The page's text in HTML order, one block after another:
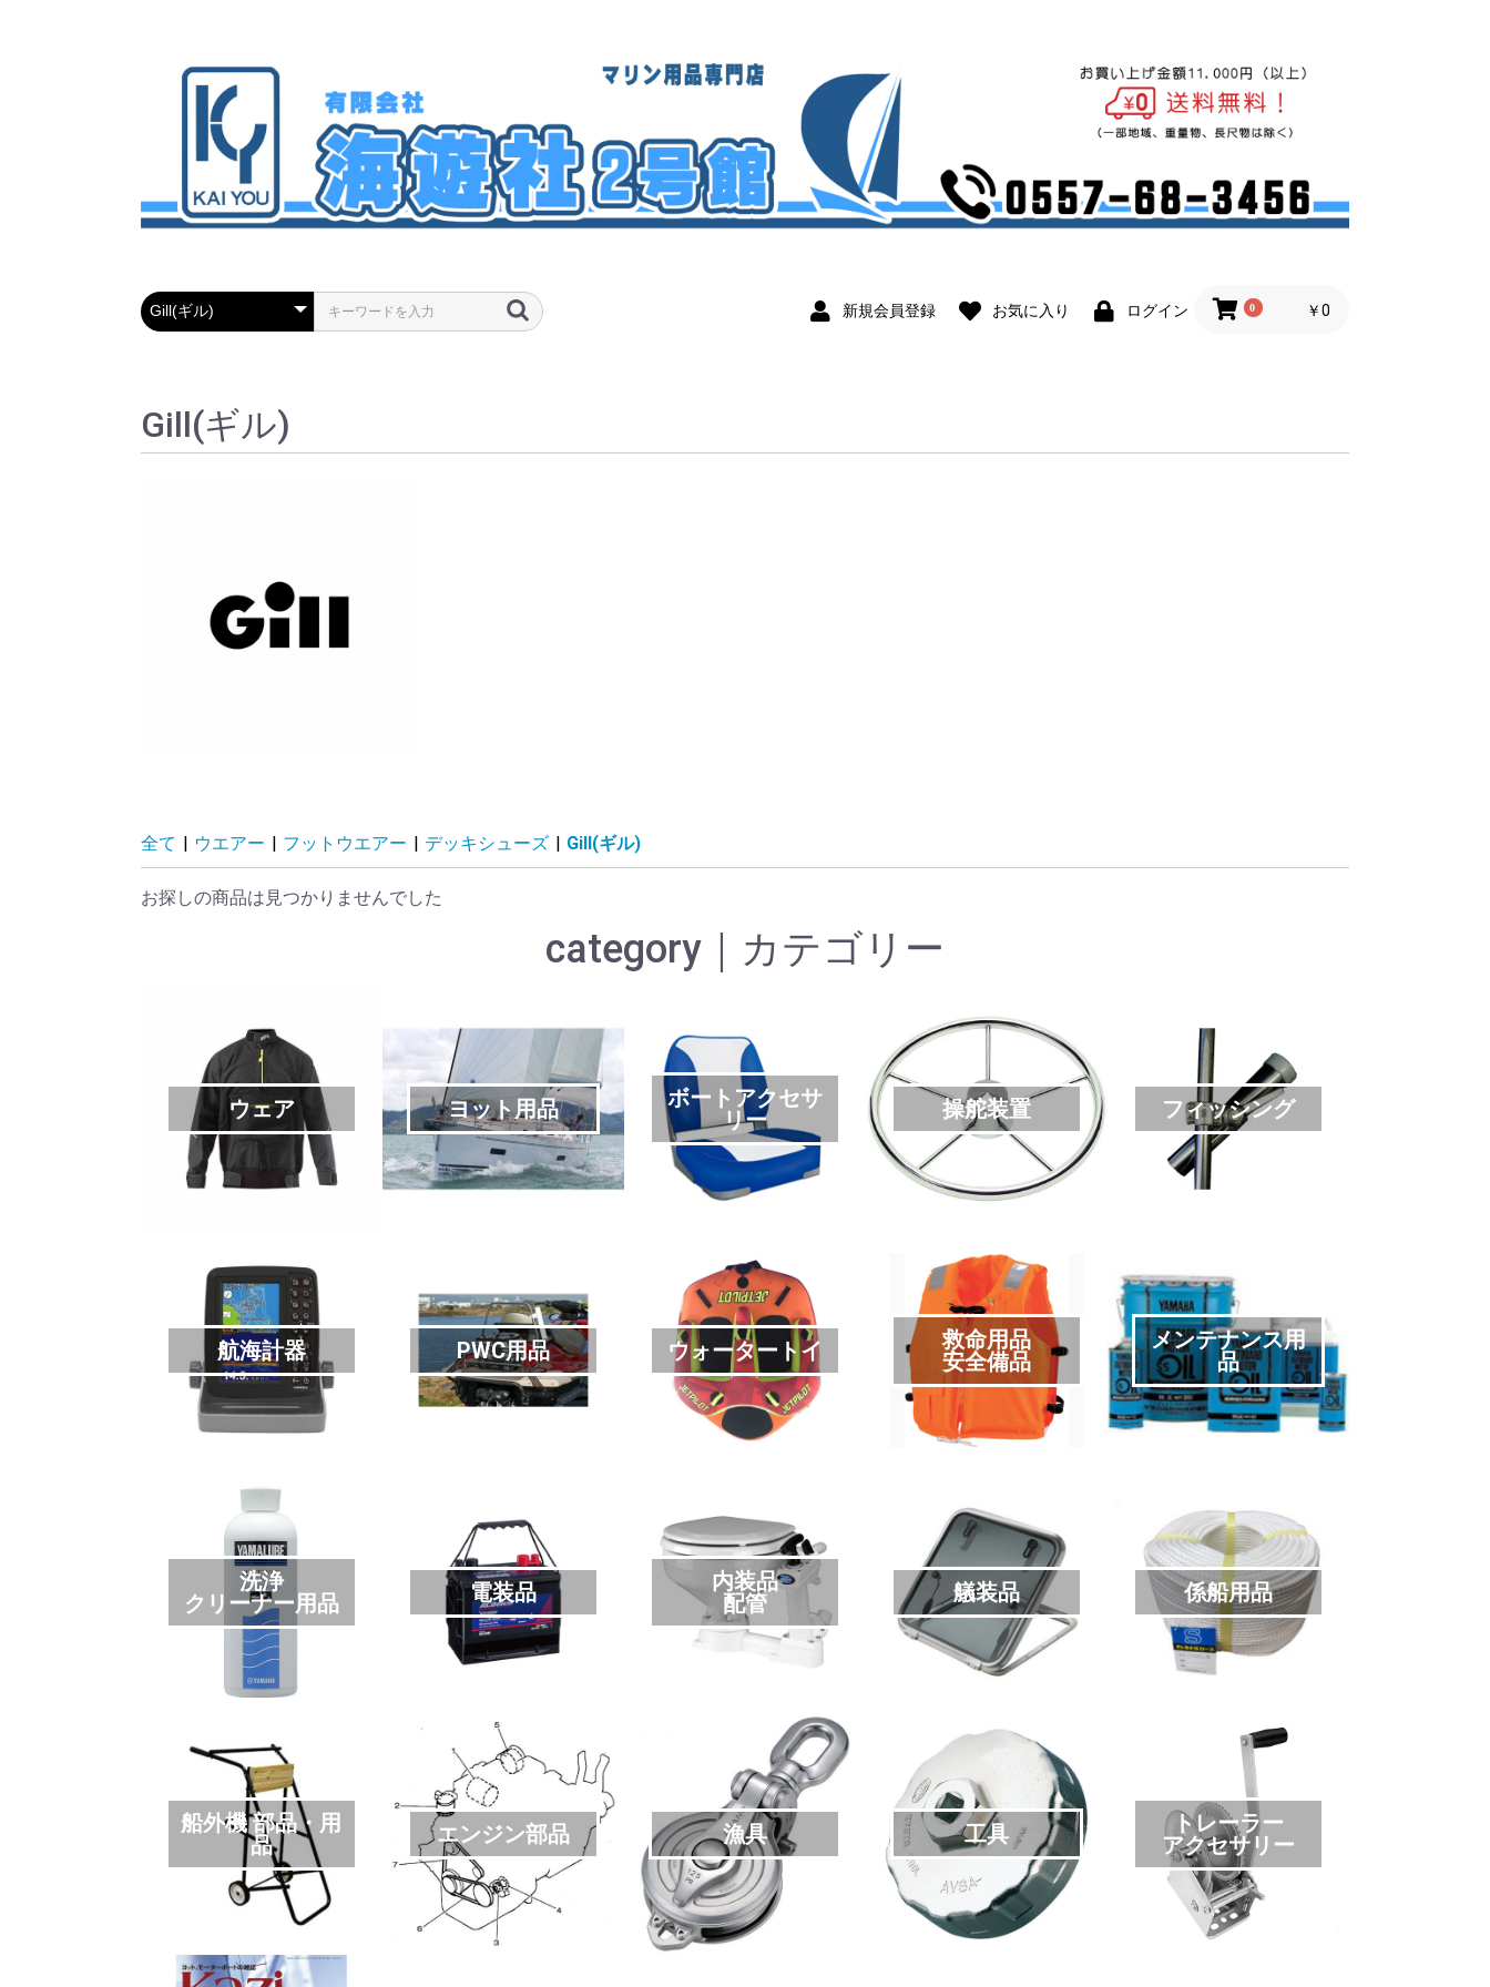
新規会員登録 お気に入り ログイン 0 ￥0
Gill(ギル)
全て | ウエアー | フットウエアー | デッキシューズ | Gill(ギル)
お探しの商品は見つかりませんでした
category｜カテゴリー
ウェア ヨット用品
ボートアクセサ
リー
操舵装置 フィッシング
航海計器 PWC用品 ウォータートイ
救命用品
安全備品
メンテナンス用
品
洗浄
クリーナー用品
電装品
内装品
配管
艤装品 係船用品
船外機 部品・用
品
エンジン部品 漁具 工具
トレーラー
アクセサリー